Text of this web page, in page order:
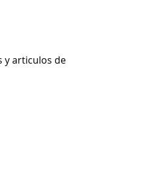
y articulos de